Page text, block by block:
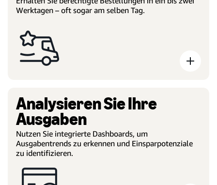
Werktagen – oft sogar am selben Tag.
Analysieren Sie Ihre
Ausgaben
Nutzen Sie integrierte Dashboards, um
Ausgabentrends zu erkennen und Einsparpotenziale
zu identifizieren.